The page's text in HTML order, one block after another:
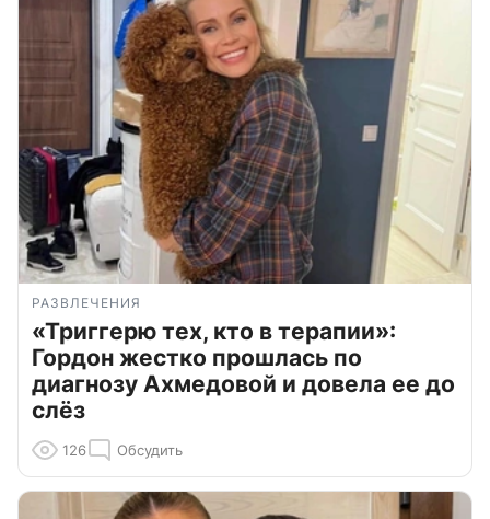
РАЗВЛЕЧЕНИЯ
«Триггерю тех, кто в терапии»:
Гордон жестко прошлась по
диагнозу Ахмедовой и довела ее до
слёз
126 Обсудить